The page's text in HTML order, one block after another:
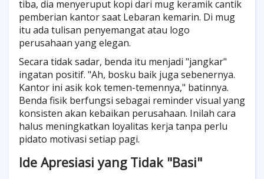
tiba, dia menyeruput kopi dari mug keramik cantik
pemberian kantor saat Lebaran kemarin. Di mug
itu ada tulisan penyemangat atau logo
perusahaan yang elegan.
Secara tidak sadar, benda itu menjadi "jangkar"
ingatan positif. "Ah, bosku baik juga sebenernya.
Kantor ini asik kok temen-temennya," batinnya.
Benda fisik berfungsi sebagai reminder visual yang
konsisten akan kebaikan perusahaan. Inilah cara
halus meningkatkan loyalitas kerja tanpa perlu
pidato motivasi setiap pagi.
Ide Apresiasi yang Tidak "Basi"